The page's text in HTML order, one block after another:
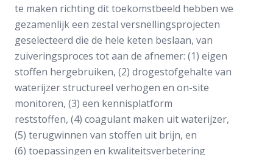
te maken richting dit toekomstbeeld hebben we
gezamenlijk een zestal versnellingsprojecten
geselecteerd die de hele keten beslaan, van
zuiveringsproces tot aan de afnemer: (1) eigen
stoffen hergebruiken, (2) drogestofgehalte van
waterijzer structureel verhogen en on-site
monitoren, (3) een kennisplatform
reststoffen, (4) coagulant maken uit waterijzer,
(5) terugwinnen van stoffen uit brijn, en
(6) toepassingen en kwaliteitsverbetering